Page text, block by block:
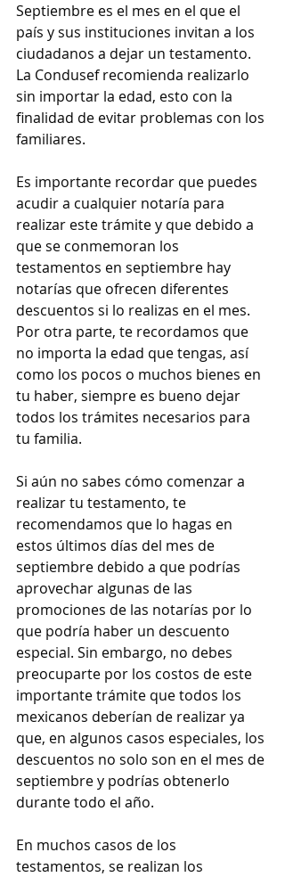
Septiembre es el mes en el que el
país y sus instituciones invitan a los
ciudadanos a dejar un testamento.
La Condusef recomienda realizarlo
sin importar la edad, esto con la
finalidad de evitar problemas con los
familiares.
Es importante recordar que puedes
acudir a cualquier notaría para
realizar este trámite y que debido a
que se conmemoran los
testamentos en septiembre hay
notarías que ofrecen diferentes
descuentos si lo realizas en el mes.
Por otra parte, te recordamos que
no importa la edad que tengas, así
como los pocos o muchos bienes en
tu haber, siempre es bueno dejar
todos los trámites necesarios para
tu familia.
Si aún no sabes cómo comenzar a
realizar tu testamento, te
recomendamos que lo hagas en
estos últimos días del mes de
septiembre debido a que podrías
aprovechar algunas de las
promociones de las notarías por lo
que podría haber un descuento
especial. Sin embargo, no debes
preocuparte por los costos de este
importante trámite que todos los
mexicanos deberían de realizar ya
que, en algunos casos especiales, los
descuentos no solo son en el mes de
septiembre y podrías obtenerlo
durante todo el año.
En muchos casos de los
testamentos, se realizan los